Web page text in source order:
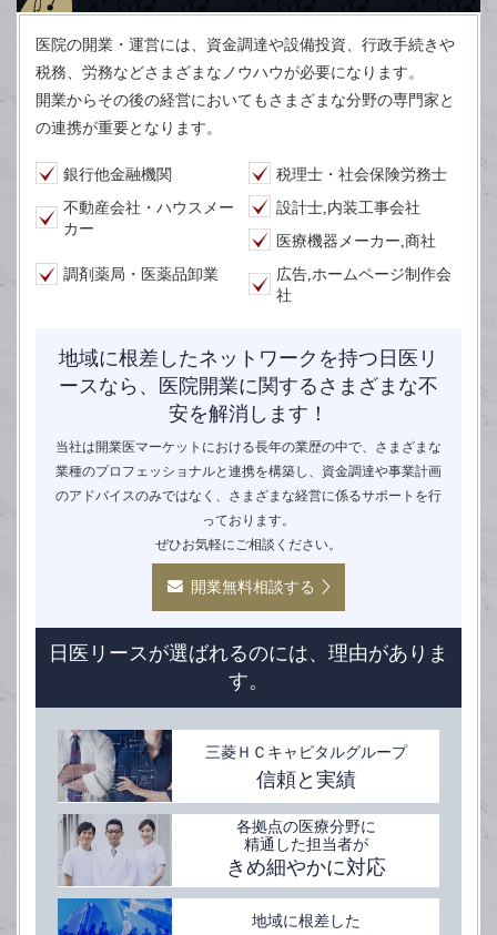
医院の開業・運営には、資金調達や設備投資、行政手続きや
税務、労務などさまざまなノウハウが必要になります。
開業からその後の経営においてもさまざまな分野の専門家と
の連携が重要となります。
銀行他金融機関 税理士・社会保険労務士
不動産会社・ハウスメー
カー
設計士,内装工事会社
医療機器メーカー,商社
調剤薬局・医薬品卸業
広告,ホームページ制作会
社
地域に根差したネットワークを持つ 日医リ
ースなら、医院開業に関する さまざまな不
安を解消します！
当社は開業医マーケットにおける長年の業歴の中で、さまざまな
業種のプロフェッショナルと連携を構築し、資金調達や事業計画
のアドバイスのみではなく、さまざまな経営に係るサポートを行
っております。
ぜひお気軽にご相談ください。
開業無料相談する
日医リースが選ばれるのには、理由がありま
す。
三菱ＨＣキャピタルグループ
信頼と実績
各拠点の医療分野に
精通した担当者が
きめ細やかに対応
地域に根差した